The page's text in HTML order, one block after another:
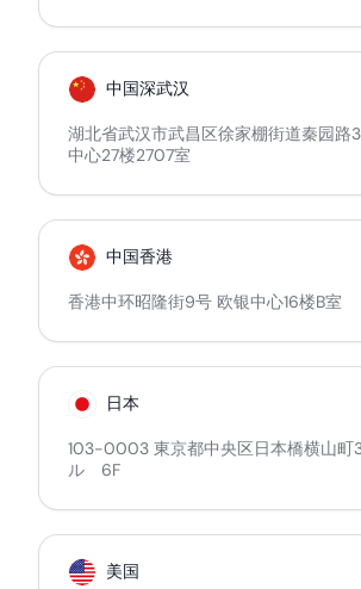
中国深武汉
湖北省武汉市武昌区徐家棚街道秦园路
中心27楼2707室
中国香港
香港中环昭隆街9号 欧银中心16楼B室
日本
103-0003 東京都中央区日本橋横山町
ル 6F
美国